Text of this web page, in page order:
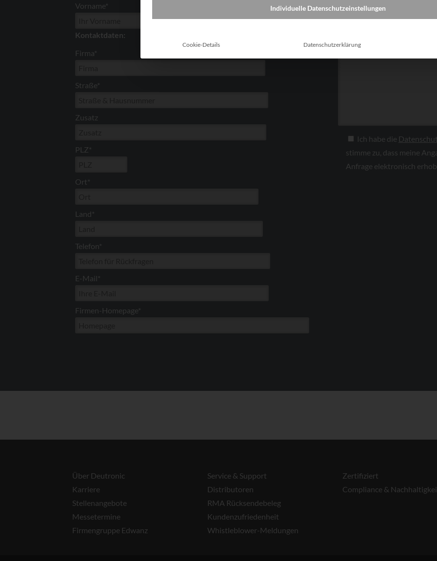
Vorname*
Kontaktdaten:
Firma*
Straße*
Zusatz
PLZ*
Ort*
Land*
Telefon*
E-Mail*
Firmen-Homepage*
Ich habe die
stimme zu, dass meine
Anfrage elektronisch
Über Deutronic
Karriere
Stellenangebote
Messetermine
Firmengruppe Edwanz
Service & Support
Distributoren
RMA Rücksendebeleg
Kundenzufriedenheit
Whistleblower-Meldungen
Zertifiziert
Compliance &
Individuelle Datenschutzeinstellungen
Cookie-Details Datenschutzerklärung